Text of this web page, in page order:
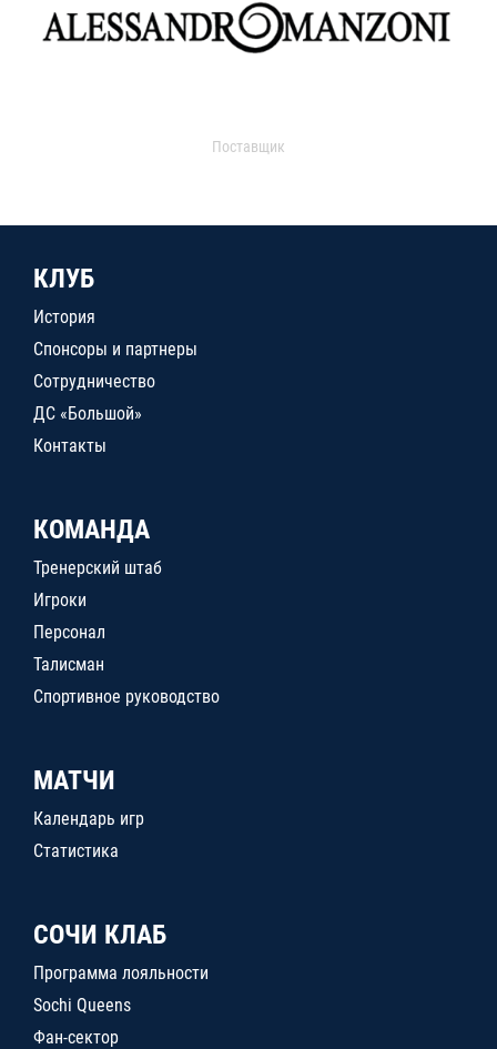
Поставщик
КЛУБ
История
Спонсоры и партнеры
Сотрудничество
ДС «Большой»
Контакты
КОМАНДА
Тренерский штаб
Игроки
Персонал
Талисман
Спортивное руководство
МАТЧИ
Календарь игр
Статистика
СОЧИ КЛАБ
Программа лояльности
Sochi Queens
Фан-сектор